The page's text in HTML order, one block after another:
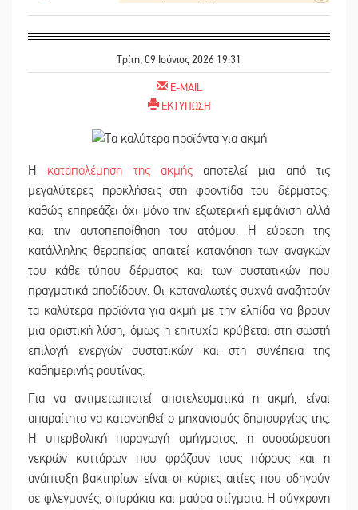
Τρίτη, 09 Ιούνιος 2026 19:31
E-MAIL
ΕΚΤΥΠΩΣΗ
Η καταπολέμηση της ακμήςαποτελεί μια από τις
μεγαλύτερες προκλήσεις στη φροντίδα του δέρματος,
καθώς επηρεάζει όχι μόνο την εξωτερική εμφάνιση αλλά
και την αυτοπεποίθηση του ατόμου. Η εύρεση της
κατάλληλης θεραπείας απαιτεί κατανόηση των αναγκών
του κάθε τύπου δέρματος και των συστατικών που
πραγματικά αποδίδουν. Οι καταναλωτές συχνά αναζητούν
τα καλύτερα προϊόντα για ακμή με την ελπίδα να βρουν
μια οριστική λύση, όμως η επιτυχία κρύβεται στη σωστή
επιλογή ενεργών συστατικών και στη συνέπεια της
καθημερινής ρουτίνας.
Για να αντιμετωπιστεί αποτελεσματικά η ακμή, είναι
απαραίτητο να κατανοηθεί ο μηχανισμός δημιουργίας της.
Η υπερβολική παραγωγή σμήγματος, η συσσώρευση
νεκρών κυττάρων που φράζουν τους πόρους και η
ανάπτυξη βακτηρίων είναι οι κύριες αιτίες που οδηγούν
σε φλεγμονές, σπυράκια και μαύρα στίγματα. Η σύγχρονη